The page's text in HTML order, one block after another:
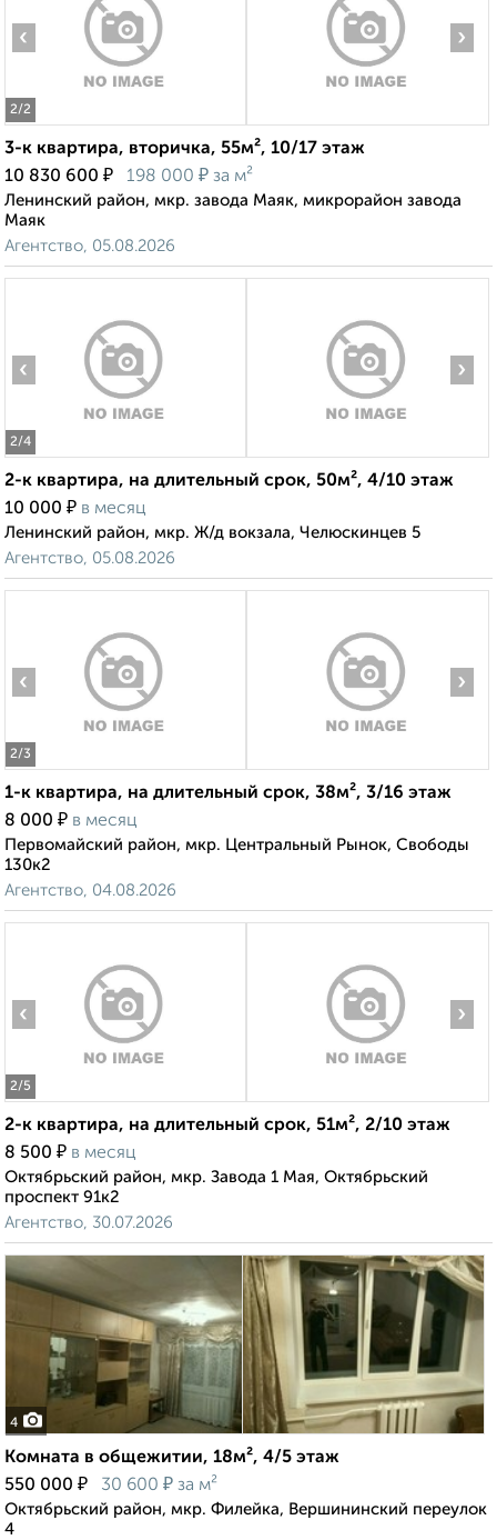
2/2
‹ ›
3-к квартира, вторичка, 55м², 10/17 этаж
10 830 600 ₽ 198 000 ₽ за м²
Ленинский район, мкр. завода Маяк, микрорайон завода
Маяк
Агентство, 05.08.2026
2/4
‹ ›
2-к квартира, на длительный срок, 50м², 4/10 этаж
10 000 ₽ в месяц
Ленинский район, мкр. Ж/д вокзала, Челюскинцев 5
Агентство, 05.08.2026
2/3
‹ ›
1-к квартира, на длительный срок, 38м², 3/16 этаж
8 000 ₽ в месяц
Первомайский район, мкр. Центральный Рынок, Свободы
130к2
Агентство, 04.08.2026
2/5
‹ ›
2-к квартира, на длительный срок, 51м², 2/10 этаж
8 500 ₽ в месяц
Октябрьский район, мкр. Завода 1 Мая, Октябрьский
проспект 91к2
Агентство, 30.07.2026
4
Комната в общежитии, 18м², 4/5 этаж
550 000 ₽ 30 600 ₽ за м²
Октябрьский район, мкр. Филейка, Вершининский переулок
4